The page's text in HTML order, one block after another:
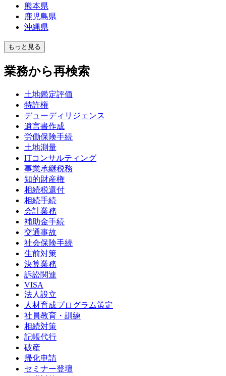
熊本県
鹿児島県
沖縄県
もっと見る
業務から再検索
土地鑑定評価
特許権
デューディリジェンス
遺言書作成
労働保険手続
土地測量
ITコンサルティング
事業承継税務
知的財産権
相続税還付
相続手続
会計業務
補助金手続
交通事故
社会保険手続
生前対策
決算業務
訴訟関連
VISA
法人設立
人材育成プログラム策定
社員教育・訓練
相続対策
記帳代行
破産
帰化申請
セミナー登壇